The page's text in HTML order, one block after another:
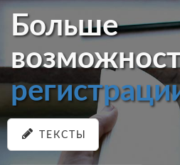
Больше
ТЕКСТЫ